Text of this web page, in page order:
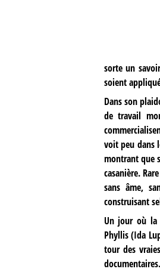
sorte un
soient
Dans son
de travail
voit peu dans
montrant que
casanière.
sans âme,
construisant
Un jour où la
Phyllis (Ida
tour des
documentaires.